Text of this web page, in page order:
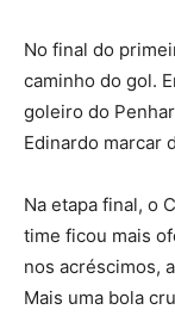
No final do
caminho do gol.
goleiro do
Edinardo marcar
Na etapa final, o
time ficou mais
nos acréscimos,
Mais uma bola